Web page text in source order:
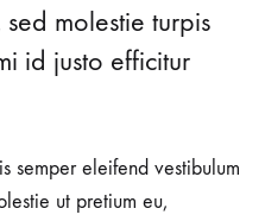
sed molestie turpis
id justo efficitur
semper eleifend vestibulum
ut pretium eu,